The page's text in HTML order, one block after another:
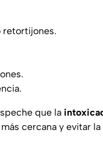
retortijones.
que la
cercana y evitar